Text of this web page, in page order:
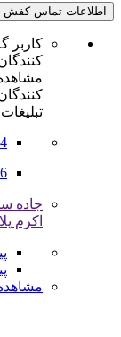
اطلاعات تماس کفش
کاربر
جاده
اکرم